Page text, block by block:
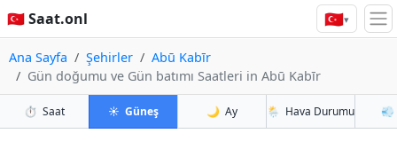
🇹🇷 Saat.onl 🇹🇷▾
Ana Sayfa Şehirler
Abū Kabīr
Gün doğumu ve Gün batımı Saatleri in Abū Kabīr
⏱️ Saat ☀️ Güneş 🌙 Ay 🌦️ Hava Durumu 💨